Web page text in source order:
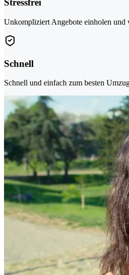
Stressfrei
Unkompliziert Angebote einholen und
Schnell
Schnell und einfach zum besten